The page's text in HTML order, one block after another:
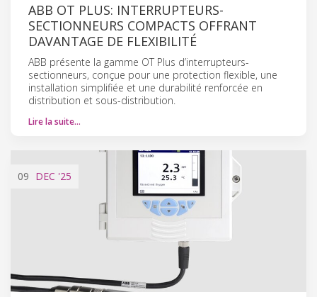
ABB OT PLUS: INTERRUPTEURS-
SECTIONNEURS COMPACTS OFFRANT
DAVANTAGE DE FLEXIBILITÉ
ABB présente la gamme OT Plus d’interrupteurs-
sectionneurs, conçue pour une protection flexible, une
installation simplifiée et une durabilité renforcée en
distribution et sous-distribution.
Lire la suite…
09 DEC '25